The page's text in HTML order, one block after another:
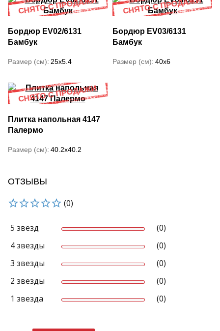
Бордюр EV02/6131
Бамбук
Размер (см) 25x5.4
Бордюр EV03/6131
Бамбук
Размер (см) 40x6
Плитка напольная 4147
Палермо
Размер (см) 40.2x40.2
ОТЗЫВЫ
(0)
5 звёзд
(0)
4 звезды
(0)
3 звезды
(0)
2 звезды
(0)
1 звезда
(0)